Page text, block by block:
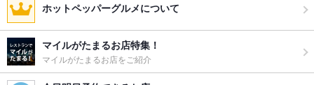
ホットペッパーグルメについて
マイルがたまるお店特集！
マイルがたまるお店をご紹介